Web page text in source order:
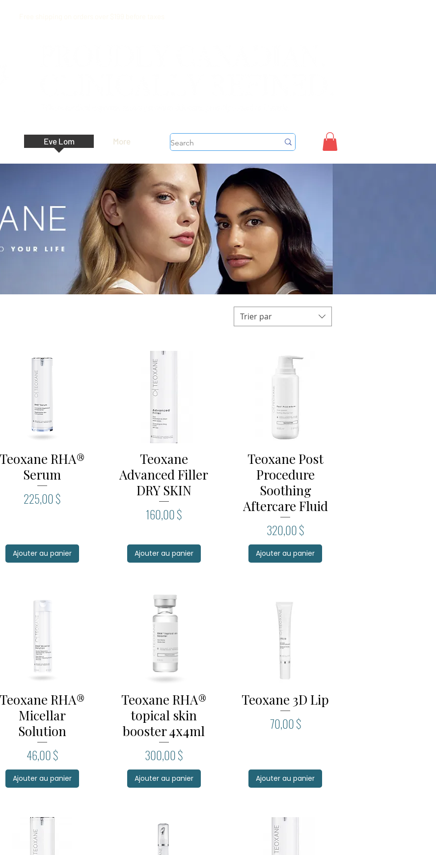
Eve Lom More
Trier par
Aperçu rapide
Teoxane RHA®
Serum
Prix
225,00 $
Ajouter au panier
Aperçu rapide
Teoxane
Advanced Filler
DRY SKIN
Prix
160,00 $
Ajouter au panier
Aperçu rapide
Teoxane Post
Procedure
Soothing
Aftercare Fluid
Prix
320,00 $
Ajouter au panier
Aperçu rapide
Teoxane RHA®
Micellar
Solution
Prix
46,00 $
Ajouter au panier
Aperçu rapide
Teoxane RHA®
topical skin
booster 4x4ml
Prix
300,00 $
Ajouter au panier
Aperçu rapide
Teoxane 3D Lip
Prix
70,00 $
Ajouter au panier